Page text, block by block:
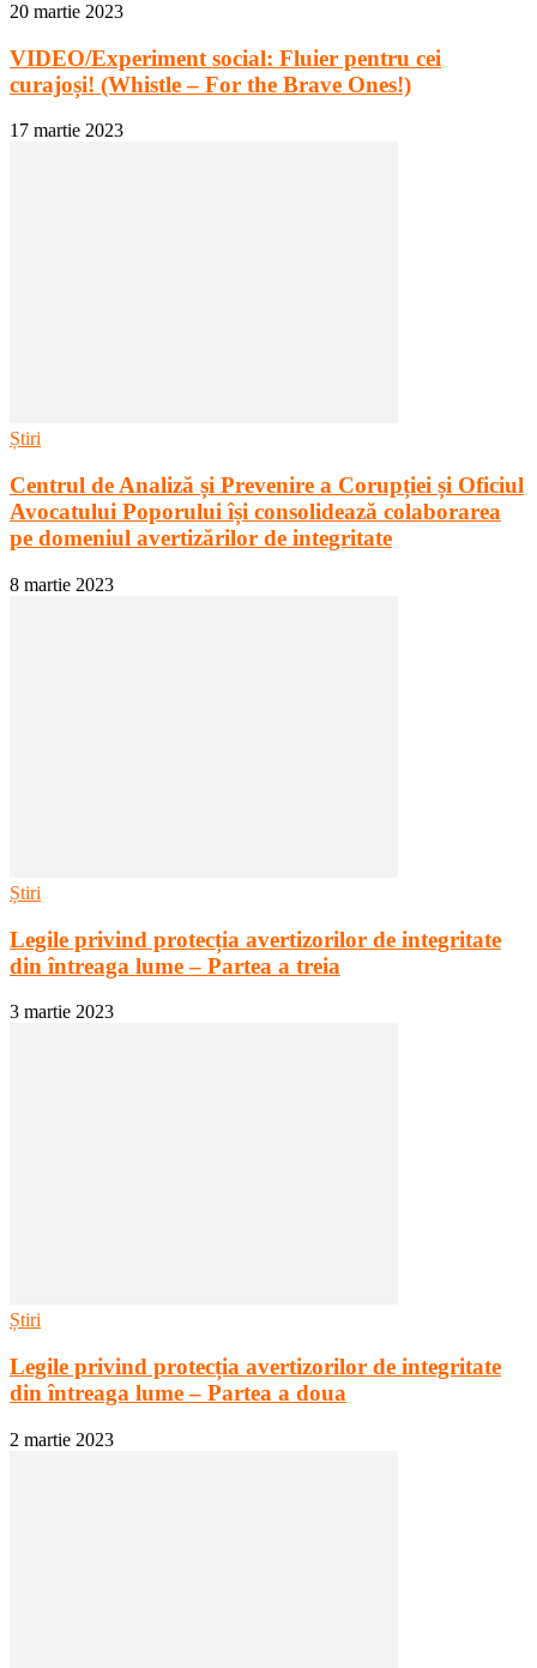
20 martie 2023
VIDEO/Experiment social: Fluier pentru cei
curajoși! (Whistle – For the Brave Ones!)
17 martie 2023
Știri
Centrul de Analiză și Prevenire a Corupției și Oficiul
Avocatului Poporului își consolidează colaborarea
pe domeniul avertizărilor de integritate
8 martie 2023
Știri
Legile privind protecția avertizorilor de integritate
din întreaga lume – Partea a treia
3 martie 2023
Știri
Legile privind protecția avertizorilor de integritate
din întreaga lume – Partea a doua
2 martie 2023